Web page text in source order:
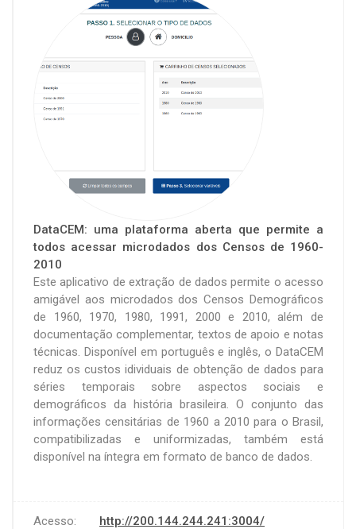
DataCEM: uma plataforma aberta que permite a
todos acessar microdados dos Censos de 1960-
2010
Este aplicativo de extração de dados permite o acesso
amigável aos microdados dos Censos Demográficos
de 1960, 1970, 1980, 1991, 2000 e 2010, além de
documentação complementar, textos de apoio e notas
técnicas. Disponível em português e inglês, o DataCEM
reduz os custos idividuais de obtenção de dados para
séries temporais sobre aspectos sociais e
demográficos da história brasileira. O conjunto das
informações censitárias de 1960 a 2010 para o Brasil,
compatibilizadas e uniformizadas, também está
disponível na íntegra em formato de banco de dados.
Acesso: http://200.144.244.241:3004/